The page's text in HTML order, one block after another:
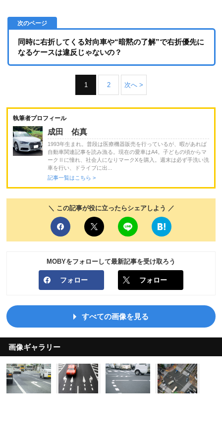
同時に右折してくる対向車や“暗黙の了解”で右折優先に
なるケースは違反じゃないの？
1 2 次へ >
執筆者プロフィール
成田 佑真
1993年生まれ。普段は医療機器販売を行っているが、暇があれば
自動車関連記事を読み漁る。現在の愛車はA4。子どもの頃からマ
ークⅡに憧れ、社会人になりマークXを購入。週末は必ず手洗い洗
車を行い、ドライブに出...
記事一覧はこちら >
＼ この記事が役に立ったらシェアしよう ／
MOBYをフォローして最新記事を受け取ろう
フォロー フォロー
すべての画像を見る
画像ギャラリー